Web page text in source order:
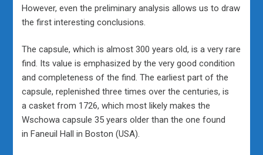
However, even the preliminary analysis allows us to draw
the first interesting conclusions.
The capsule, which is almost 300 years old, is a very rare
find. Its value is emphasized by the very good condition
and completeness of the find. The earliest part of the
capsule, replenished three times over the centuries, is
a casket from 1726, which most likely makes the
Wschowa capsule 35 years older than the one found
in Faneuil Hall in Boston (USA).